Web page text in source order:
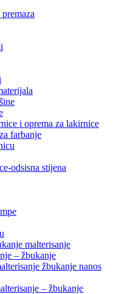
i oprema za lakirnice
farbanje
odsisna stijena
malterisanje
– žbukanje
žbukanje nanos
– žbukanje